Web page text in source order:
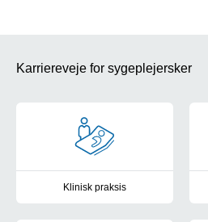
Karriereveje for sygeplejersker
Klinisk praksis